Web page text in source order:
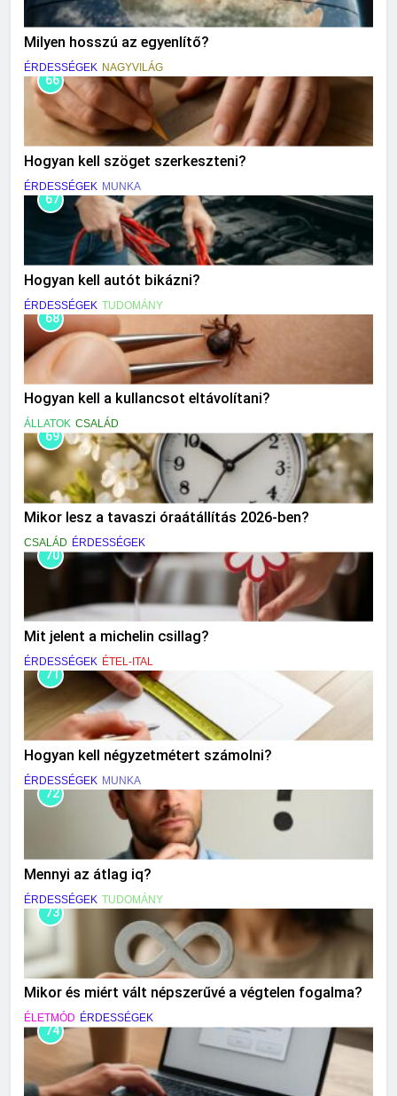
Milyen hosszú az egyenlítő?
ÉRDESSÉGEK NAGYVILÁG
66
Hogyan kell szöget szerkeszteni?
ÉRDESSÉGEK MUNKA
67
Hogyan kell autót bikázni?
ÉRDESSÉGEK TUDOMÁNY
68
Hogyan kell a kullancsot eltávolítani?
ÁLLATOK CSALÁD
69
Mikor lesz a tavaszi óraátállítás 2026-ben?
CSALÁD ÉRDESSÉGEK
70
Mit jelent a michelin csillag?
ÉRDESSÉGEK ÉTEL-ITAL
71
Hogyan kell négyzetmétert számolni?
ÉRDESSÉGEK MUNKA
72
Mennyi az átlag iq?
ÉRDESSÉGEK TUDOMÁNY
73
Mikor és miért vált népszerűvé a végtelen fogalma?
ÉLETMÓD ÉRDESSÉGEK
74